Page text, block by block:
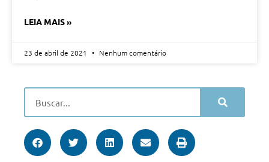
LEIA MAIS »
23 de abril de 2021 Nenhum comentário